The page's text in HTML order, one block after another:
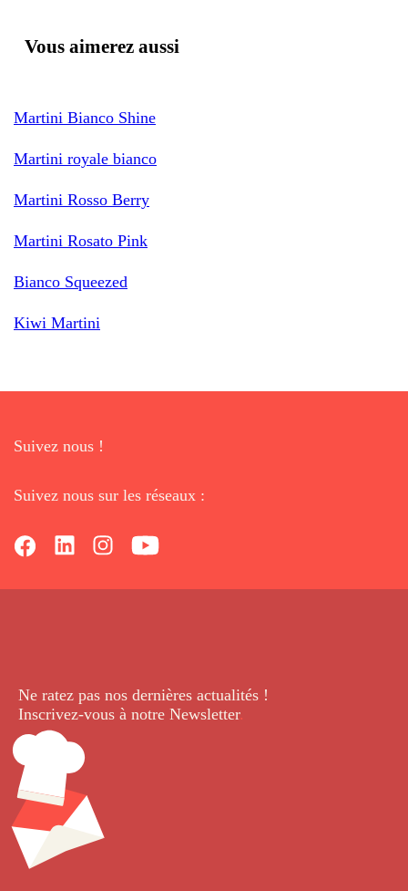
Vous aimerez aussi
Martini Bianco Shine
Martini royale bianco
Martini Rosso Berry
Martini Rosato Pink
Bianco Squeezed
Kiwi Martini
Suivez nous !
Suivez nous sur les réseaux :
Ne ratez pas nos dernières actualités !
Inscrivez-vous à notre Newsletter.